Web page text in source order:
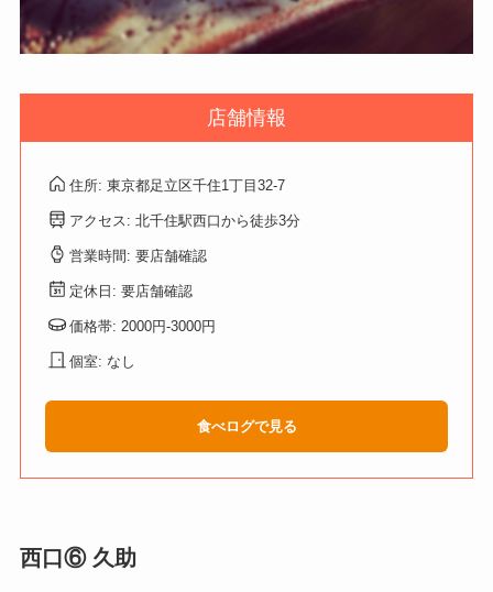
店舗情報
住所: 東京都足立区千住1丁目32-7
アクセス: 北千住駅西口から徒歩3分
営業時間: 要店舗確認
定休日: 要店舗確認
価格帯: 2000円-3000円
個室: なし
食べログで見る
西口⑥ 久助